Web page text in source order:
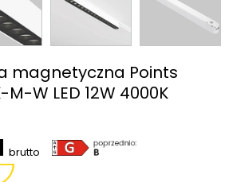
magnetyczna Points
M-W LED 12W 4000K
brutto